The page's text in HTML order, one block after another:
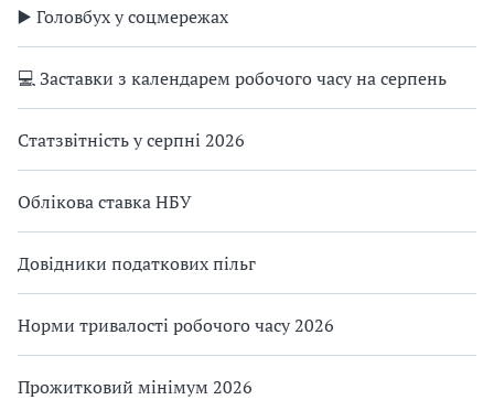
▶️ Головбух у соцмережах
💻 Заставки з календарем робочого часу на серпень
Статзвітність у серпні 2026
Облікова ставка НБУ
Довідники податкових пільг
Норми тривалості робочого часу 2026
Прожитковий мінімум 2026